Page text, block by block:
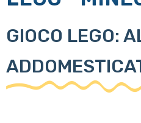
GIOCO LEGO: